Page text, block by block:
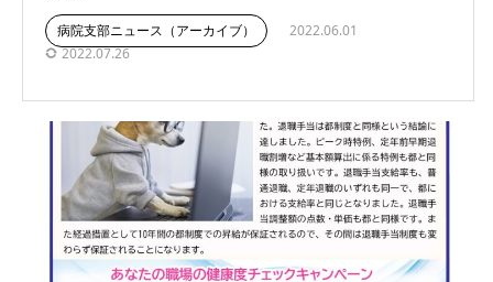
病院支部ニュース（アーカイブ）
2022.06.01
2022.07.26